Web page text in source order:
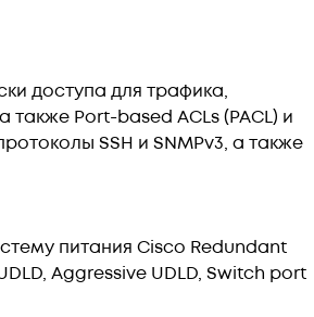
доступа для трафика,
Port-based ACLs (PACL) и
SSH и SNMPv3, а также
питания Cisco Redundant
Aggressive UDLD, Switch port